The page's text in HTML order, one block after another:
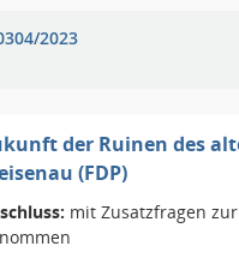
2023
der Ruinen des
(FDP)
mit Zusatzfragen